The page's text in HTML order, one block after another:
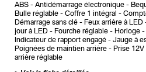
ABS Antidémarrage électronique
Bulle réglable
Coffre 1 intégral
Démarrage sans clé
Feux arrière à LED
jour à LED
Fourche réglable Horloge
Indicateur de rapport engagé
Jauge à
Poignées de maintien arrière
Prise 12V
arrière réglable